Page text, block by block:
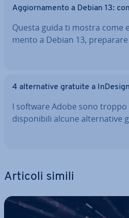
Ag­gior­na­men­to a Debian 13:
Questa guida ti mostra come
men­to a Debian 13,
4 al­ter­na­ti­ve gratuite a
I software Adobe sono troppo
di­spo­ni­bi­li alcune al­ter­na­ti­ve
Articoli simili